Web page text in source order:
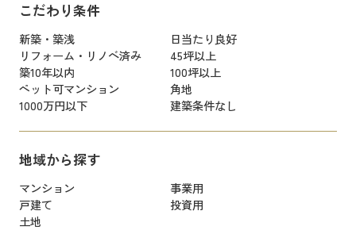
こだわり条件
新築・築浅
日当たり良好
リフォーム・リノベ済み
45坪以上
築10年以内
100坪以上
ペット可マンション
角地
1000万円以下
建築条件なし
地域から探す
マンション
事業用
戸建て
投資用
土地